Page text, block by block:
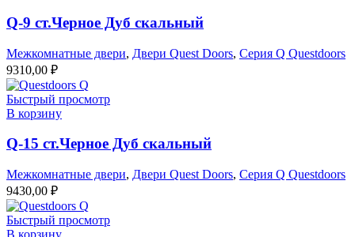
Q-9 ст.Черное Дуб скальный
Межкомнатные двери, Двери Quest Doors, Серия Q Questdoors
9310,00 ₽
Быстрый просмотр
В корзину
Q-15 ст.Черное Дуб скальный
Межкомнатные двери, Двери Quest Doors, Серия Q Questdoors
9430,00 ₽
Быстрый просмотр